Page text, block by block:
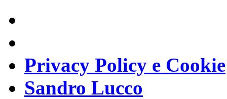
Privacy Policy e Cookie
Sandro Lucco